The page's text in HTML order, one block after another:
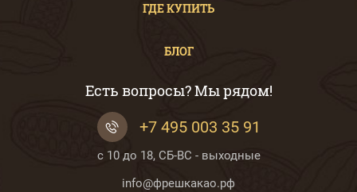
ГДЕ КУПИТЬ
БЛОГ
Есть вопросы? Мы рядом!
+7 495 003 35 91
с 10 до 18, СБ-ВС - выходные
info@фрешкакао.рф